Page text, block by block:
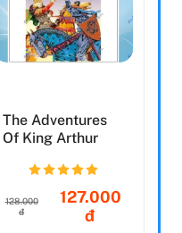
The Adventures
Of King Arthur
128.000
đ
127.000
đ